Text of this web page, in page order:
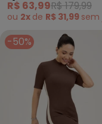
R$ 63,99R$ 179,99
ou 2x de R$ 31,99 sem
-50%